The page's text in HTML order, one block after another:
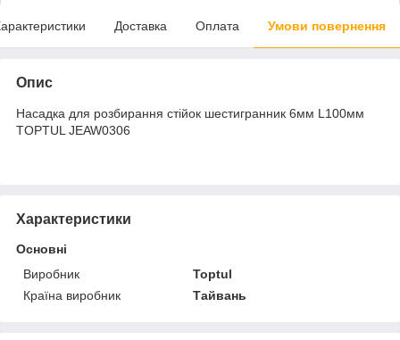
Доставка Оплата Умови повернення
Опис
Насадка для розбирання стійок шестигранник 6мм L100мм
TOPTUL JEAW0306
Характеристики
Основні
Виробник
Toptul
Країна виробник
Тайвань